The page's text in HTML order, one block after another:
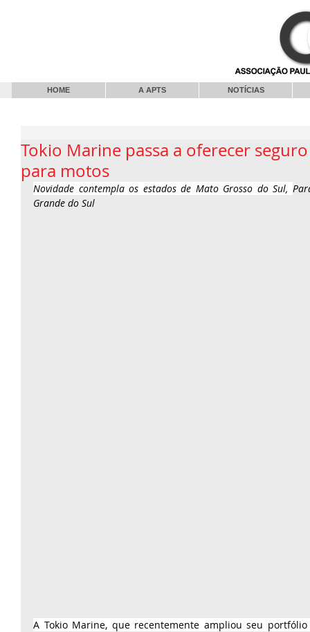
HOME A APTS NOTÍCIAS
Tokio Marine passa a oferecer
para motos
Novidade contempla os estados de Mato Grosso do Sul,
Grande do Sul
A Tokio Marine, que recentemente ampliou seu